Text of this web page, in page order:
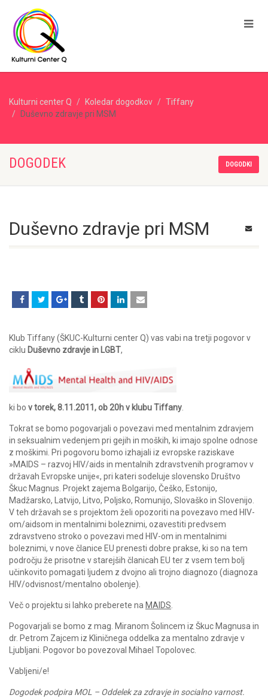
Kulturni center Q Koledar dogodkov
Tiffany
Duševno zdravje pri MSM
DOGODEK DOGODKI
Duševno zdravje pri MSM
Klub Tiffany (ŠKUC-Kulturni center Q) vas vabi na tretji pogovor v
ciklu Duševno zdravje in LGBT,
ki bo v torek, 8.11.2011, ob 20h v klubu Tiffany.
Tokrat se bomo pogovarjali o povezavi med mentalnim zdravjem
in seksualnim vedenjem pri gejih in moških, ki imajo spolne odnose
z moškimi. Pri pogovoru bomo izhajali iz evropske raziskave
»MAIDS – razvoj HIV/aids in mentalnih zdravstvenih programov v
državah Evropske unije«, pri kateri sodeluje slovensko Društvo
Škuc Magnus. Projekt zajema Bolgarijo, Češko, Estonijo,
Madžarsko, Latvijo, Litvo, Poljsko, Romunijo, Slovaško in Slovenijo.
V teh državah se s projektom želi opozoriti na povezavo med HIV-
om/aidsom in mentalnimi boleznimi, ozavestiti predvsem
zdravstveno stroko o povezavi med HIV-om in mentalnimi
boleznimi, v nove članice EU prenesti dobre prakse, ki so na tem
področju že prisotne v starejših članicah EU ter z vsem tem bolj
učinkovito pomagati ljudem z dvojno ali trojno diagnozo (diagnoza
HIV/odvisnost/mentalno obolenje).
Več o projektu si lahko preberete na MAIDS.
Pogovarjali se bomo z mag. Miranom Šolincem iz Škuc Magnusa in
dr. Petrom Zajcem iz Kliničnega oddelka za mentalno zdravje v
Ljubljani. Pogovor bo povezoval Mihael Topolovec.
Vabljeni/e!
Dogodek podpira MOL – Oddelek za zdravje in socialno varnost.